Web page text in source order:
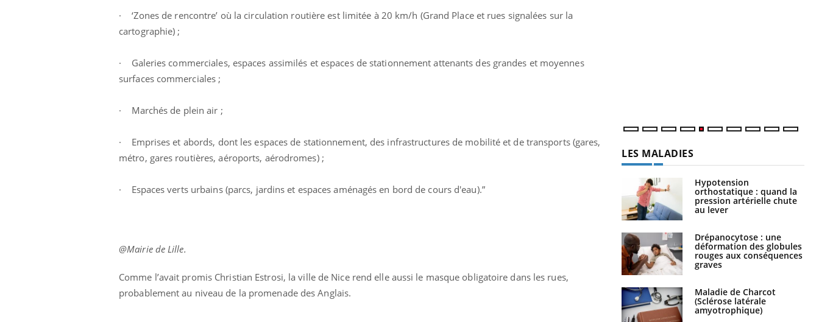
· ‘Zones de rencontre’ où la circulation routière est limitée à 20 km/h (Grand Place et rues signalées sur la
cartographie) ;
· Galeries commerciales, espaces assimilés et espaces de stationnement attenants des grandes et moyennes
surfaces commerciales ;
· Marchés de plein air ;
· Emprises et abords, dont les espaces de stationnement, des infrastructures de mobilité et de transports (gares,
métro, gares routières, aéroports, aérodromes) ;
· Espaces verts urbains (parcs, jardins et espaces aménagés en bord de cours d'eau).”
@Mairie de Lille.
Comme l’avait promis Christian Estrosi, la ville de Nice rend elle aussi le masque obligatoire dans les rues,
probablement au niveau de la promenade des Anglais.
LES MALADIES
Hypotension
orthostatique : quand la
pression artérielle chute
au lever
Drépanocytose : une
déformation des globules
rouges aux conséquences
graves
Maladie de Charcot
(Sclérose latérale
amyotrophique)